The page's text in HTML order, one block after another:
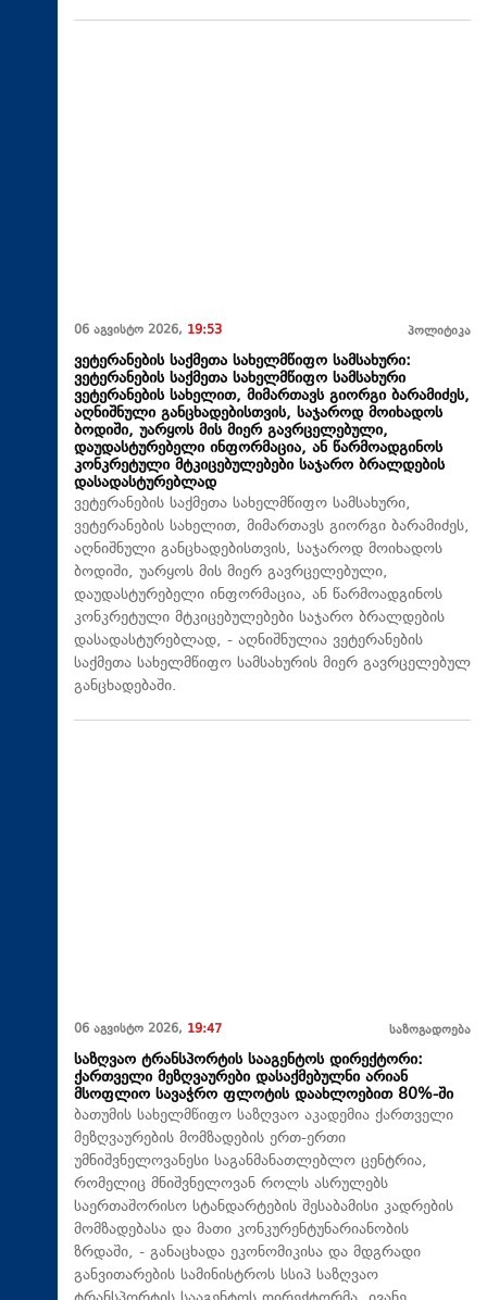
06 აგვისტო 2026, 19:53 პოლიტიკა
ვეტერანების საქმეთა სახელმწიფო სამსახური:
ვეტერანების საქმეთა სახელმწიფო სამსახური
ვეტერანების სახელით, მიმართავს გიორგი ბარამიძეს,
აღნიშნული განცხადებისთვის, საჯაროდ მოიხადოს
ბოდიში, უარყოს მის მიერ გავრცელებული,
დაუდასტურებელი ინფორმაცია, ან წარმოადგინოს
კონკრეტული მტკიცებულებები საჯარო ბრალდების
დასადასტურებლად
ვეტერანების საქმეთა სახელმწიფო სამსახური,
ვეტერანების სახელით, მიმართავს გიორგი ბარამიძეს,
აღნიშნული განცხადებისთვის, საჯაროდ მოიხადოს
ბოდიში, უარყოს მის მიერ გავრცელებული,
დაუდასტურებელი ინფორმაცია, ან წარმოადგინოს
კონკრეტული მტკიცებულებები საჯარო ბრალდების
დასადასტურებლად, - აღნიშნულია ვეტერანების
საქმეთა სახელმწიფო სამსახურის მიერ გავრცელებულ
განცხადებაში.
06 აგვისტო 2026, 19:47 საზოგადოება
საზღვაო ტრანსპორტის სააგენტოს დირექტორი:
ქართველი მეზღვაურები დასაქმებულნი არიან
მსოფლიო სავაჭრო ფლოტის დაახლოებით 80%-ში
ბათუმის სახელმწიფო საზღვაო აკადემია ქართველი
მეზღვაურების მომზადების ერთ-ერთი
უმნიშვნელოვანესი საგანმანათლებლო ცენტრია,
რომელიც მნიშვნელოვან როლს ასრულებს
საერთაშორისო სტანდარტების შესაბამისი კადრების
მომზადებასა და მათი კონკურენტუნარიანობის
ზრდაში, - განაცხადა ეკონომიკისა და მდგრადი
განვითარების სამინისტროს სსიპ საზღვაო